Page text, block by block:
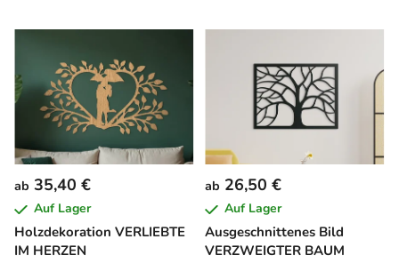
Holzdekoration VERLIEBTE
IM HERZEN
ab 35,40 €
Auf Lager
Ausgeschnittenes Bild
VERZWEIGTER BAUM
ab 26,50 €
Auf Lager